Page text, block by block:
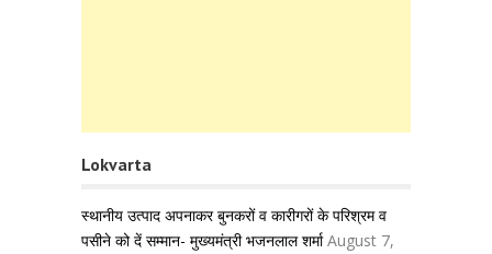
Lokvarta
स्थानीय उत्पाद अपनाकर बुनकरों व कारीगरों के परिश्रम व
पसीने को दें सम्मान- मुख्यमंत्री भजनलाल शर्मा August 7,